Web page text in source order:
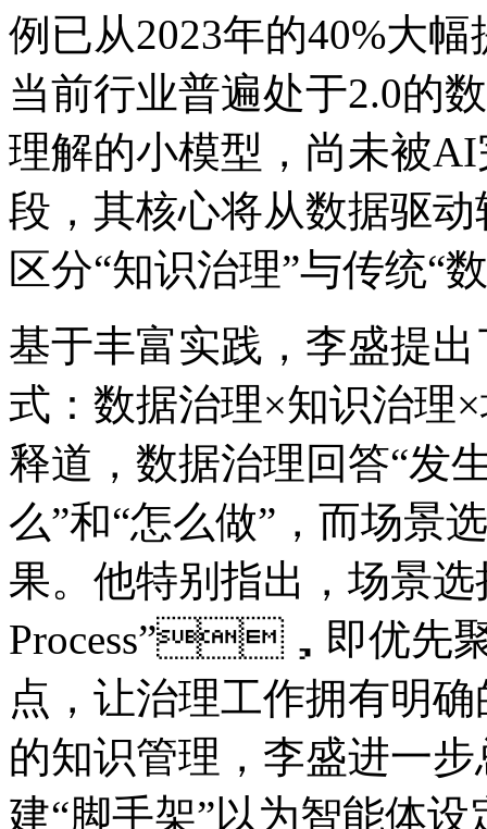
例已从2023年的40%大
当前行业普遍处于2.0的数
理解的小模型，尚未
段，其核心将从数据驱
区分“知识治理”与传统“
基于丰富实践，李盛
式：数据治理×知识治
释道，数据治理回答“发
么”和“怎么做”，而场
果。他特别指出，场景
Process”，即优先
点，让治理工作拥有
的知识管理，李盛进
建“脚手架”以为智能体设